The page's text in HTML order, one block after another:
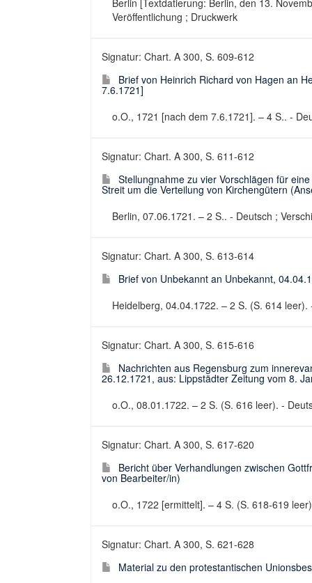
Berlin [Textdatierung: Berlin, den 13.
Veröffentlichung ; Druckwerk
Signatur: Chart. A 300, S. 609-612
Brief von Heinrich Richard von Hagen an
7.6.1721]
o.O., 1721 [nach dem 7.6.1721]. – 4 S.. -
Signatur: Chart. A 300, S. 611-612
Stellungnahme zu vier Vorschlägen für
Streit um die Verteilung von Kirchengütern
Berlin, 07.06.1721. – 2 S.. - Deutsch ;
Signatur: Chart. A 300, S. 613-614
Brief von Unbekannt an Unbekannt,
Heidelberg, 04.04.1722. – 2 S. (S. 614
Signatur: Chart. A 300, S. 615-616
Nachrichten aus Regensburg zum
26.12.1721, aus: Lippstädter Zeitung vom 8.
o.O., 08.01.1722. – 2 S. (S. 616 leer). -
Signatur: Chart. A 300, S. 617-620
Bericht über Verhandlungen zwischen
von Bearbeiter/in)
o.O., 1722 [ermittelt]. – 4 S. (S. 618-619
Signatur: Chart. A 300, S. 621-628
Material zu den protestantischen